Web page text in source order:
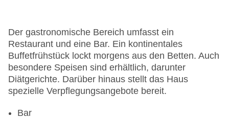
Zahlungsarten: American Express, EC Maestro,
Mastercard, Visa
Landeskategorie: 3 Sterne
Der gastronomische Bereich umfasst ein
Restaurant und eine Bar. Ein kontinentales
Buffetfrühstück lockt morgens aus den Betten. Auch
besondere Speisen sind erhältlich, darunter
Diätgerichte. Darüber hinaus stellt das Haus
spezielle Verpflegungsangebote bereit.
Bar